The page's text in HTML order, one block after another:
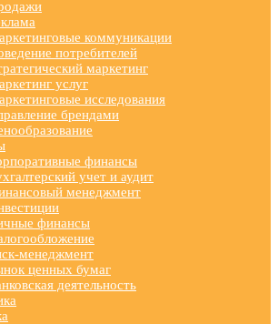
коммуникации
потребителей
маркетинг
услуг
исследования
брендами
финансы
учет и аудит
менеджмент
финансы
менеджмент
ценных бумаг
деятельность